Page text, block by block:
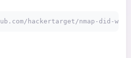
hackertarget/nmap-did-